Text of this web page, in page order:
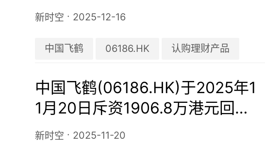
新时空 · 2025-12-16
中国飞鹤 06186.HK 认购理财产品
中国飞鹤(06186.HK)于2025年1
1月20日斥资1906.8万港元回购4
50万股
新时空 · 2025-11-20